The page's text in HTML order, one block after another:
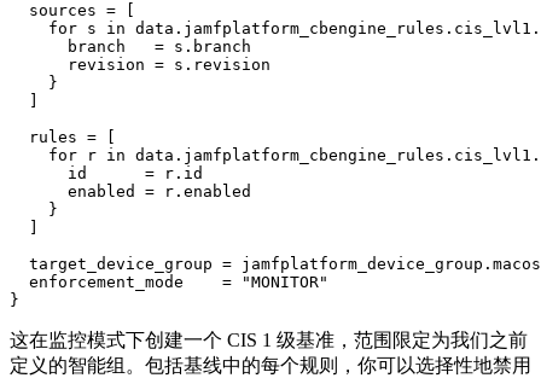
  sources = [
for s in
      branch   = s.branch
      revision = s.revision
    }
  rules = [
for r in
      id      = r.id
      enabled = r.enabled
    }
target_device_group =
  enforcement_mode    = "MONITOR"
这在监控模式下创建一个 CIS 1 级基准，范围限定为我们之前
定义的智能组。包括基线中的每个规则，你可以选择性地禁用